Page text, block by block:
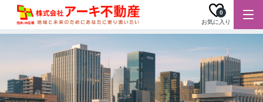
お気に入り
0